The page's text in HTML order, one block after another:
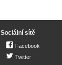
Sociální sítě
Facebook
Twitter